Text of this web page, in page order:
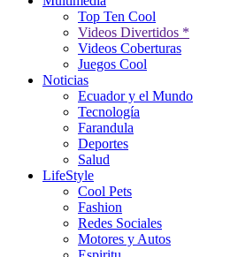
Top Ten Cool
Videos Divertidos *
Videos Coberturas
Juegos Cool
Noticias
Ecuador y el Mundo
Tecnología
Farandula
Deportes
Salud
LifeStyle
Cool Pets
Fashion
Redes Sociales
Motores y Autos